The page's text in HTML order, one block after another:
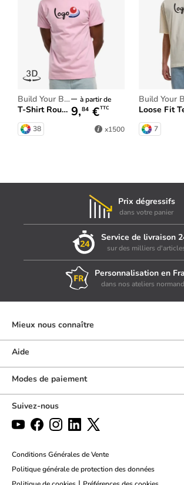
Build Your Brand
T-Shirt Round Neck
à partir de
9,84 €TTC
38 x1500
Build Your Brand
Loose Fit
7
Prix dégressifs
dans votre panier
Service de livraison
sur des milliers
Personnalisation en
dans nos ateliers
Mieux nous connaître
Qui sommes-nous ?
Les marques
Aide
Rubrique d'aide
Formulaire de contact
Par chat
Politique des retours
Modes de paiement
Suivez-nous
Conditions Générales de Vente
Politique générale de protection des données